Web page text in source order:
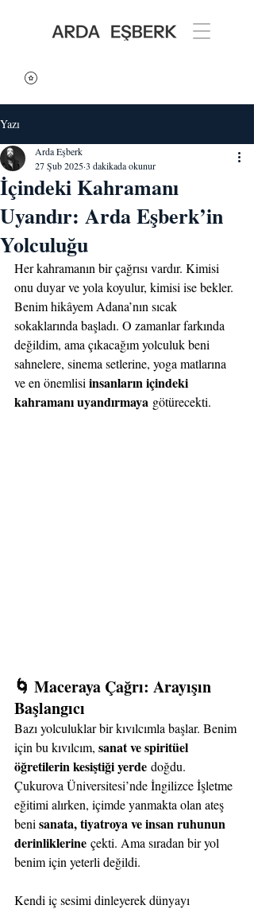
Yazı
İçindeki Kahramanı
Uyandır: Arda Eşberk’in
Yolculuğu
Arda Eşberk
27 Şub 20253 dakikada okunur
Her kahramanın bir çağrısı vardır. Kimisi
onu duyar ve yola koyulur, kimisi ise bekler.
Benim hikâyem Adana’nın sıcak
sokaklarında başladı. O zamanlar farkında
değildim, ama çıkacağım yolculuk beni
sahnelere, sinema setlerine, yoga matlarına
ve en önemlisi insanların içindeki
kahramanı uyandırmaya götürecekti.
🌀 Maceraya Çağrı: Arayışın
Başlangıcı
Bazı yolculuklar bir kıvılcımla başlar. Benim
için bu kıvılcım, sanat ve spiritüel
öğretilerin kesiştiği yerde doğdu.
Çukurova Üniversitesi’nde İngilizce İşletme
eğitimi alırken, içimde yanmakta olan ateş
beni sanata, tiyatroya ve insan ruhunun
derinliklerine çekti. Ama sıradan bir yol
benim için yeterli değildi.
Kendi iç sesimi dinleyerek dünyayı